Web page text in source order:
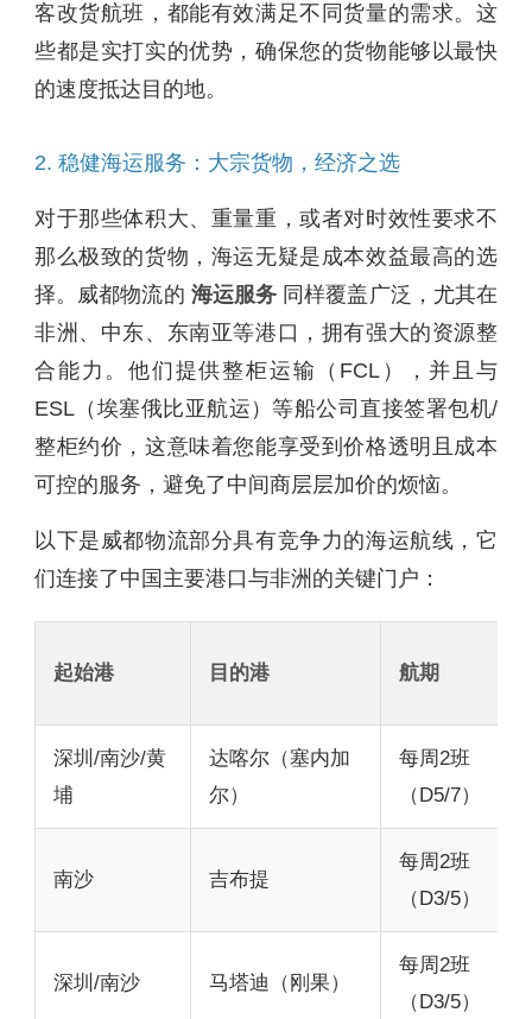
客改货航班，都能有效满足不同货量的需求。这
些都是实打实的优势，确保您的货物能够以最快
的速度抵达目的地。
2. 稳健海运服务：大宗货物，经济之选
对于那些体积大、重量重，或者对时效性要求不
那么极致的货物，海运无疑是成本效益最高的选
择。威都物流的 海运服务 同样覆盖广泛，尤其在
非洲、中东、东南亚等港口，拥有强大的资源整
合能力。他们提供整柜运输（FCL），并且与
ESL（埃塞俄比亚航运）等船公司直接签署包机/
整柜约价，这意味着您能享受到价格透明且成本
可控的服务，避免了中间商层层加价的烦恼。
以下是威都物流部分具有竞争力的海运航线，它
们连接了中国主要港口与非洲的关键门户：
起始港 目的港 航期
深圳/南沙/黄
埔
达喀尔（塞内加
尔）
每周2班
（D5/7）
南沙 吉布提
每周2班
（D3/5）
深圳/南沙 马塔迪（刚果）
每周2班
（D3/5）